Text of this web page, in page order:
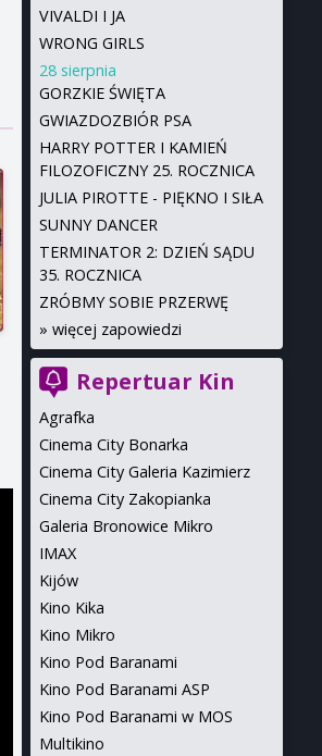
VIVALDI I JA
WRONG GIRLS
28 sierpnia
GORZKIE ŚWIĘTA
GWIAZDOZBIÓR PSA
HARRY POTTER I KAMIEŃ
FILOZOFICZNY 25. ROCZNICA
JULIA PIROTTE - PIĘKNO I SIŁA
SUNNY DANCER
TERMINATOR 2: DZIEŃ SĄDU
35. ROCZNICA
ZRÓBMY SOBIE PRZERWĘ
» więcej zapowiedzi
Repertuar Kin
Agrafka
Cinema City Bonarka
Cinema City Galeria Kazimierz
Cinema City Zakopianka
Galeria Bronowice Mikro
IMAX
Kijów
Kino Kika
Kino Mikro
Kino Pod Baranami
Kino Pod Baranami ASP
Kino Pod Baranami w MOS
Multikino